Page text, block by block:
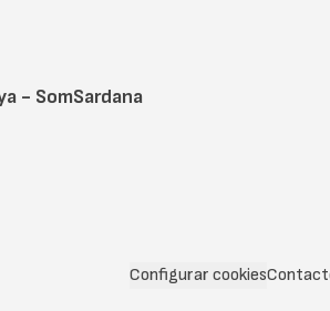
- SomSardana
Configurar cookies